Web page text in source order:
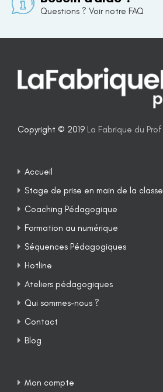
Questions ? Voir notre FAQ
Copyright © 2019 La Fabrique du Prof
Accueil
Stage de prise en main de la classe
Coaching Pédagogique
Formation au numérique
Séquences Pédagogiques
Hotline
Ateliers pédagogiques
Qui sommes-nous ?
Contact
Blog
Mon compte